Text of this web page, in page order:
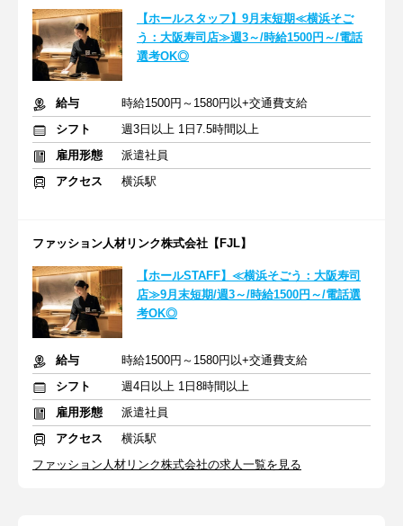
【ホールスタッフ】9月末短期≪横浜そご
う：大阪寿司店≫週3～/時給1500円～/電話
選考OK◎
給与
時給1500円～1580円以+交通費支給
シフト
週3日以上 1日7.5時間以上
雇用形態
派遣社員
アクセス
横浜駅
ファッション人材リンク株式会社【FJL】
【ホールSTAFF】≪横浜そごう：大阪寿司
店≫9月末短期/週3～/時給1500円～/電話選
考OK◎
給与
時給1500円～1580円以+交通費支給
シフト
週4日以上 1日8時間以上
雇用形態
派遣社員
アクセス
横浜駅
ファッション人材リンク株式会社の求人一覧を見る